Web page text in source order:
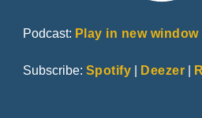
Podcast: Play in new window
Subscribe: Spotify | Deezer |